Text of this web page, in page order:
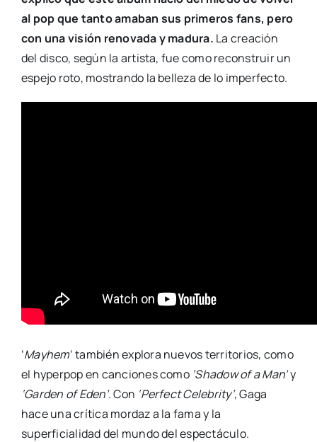
al pop que tanto amaban sus primeros fans, pero
con una visión renovada y madura. La creación
del disco, según la artista, fue como reconstruir un
espejo roto, mostrando la belleza de lo imperfecto.
‘Mayhem‘ también explora nuevos territorios, como
el hyperpop en canciones como ‘Shadow of a Man’y
‘Garden of Eden’. Con ‘Perfect Celebrity’, Gaga
hace una crítica mordaz a la fama y la
superficialidad del mundo del espectáculo.